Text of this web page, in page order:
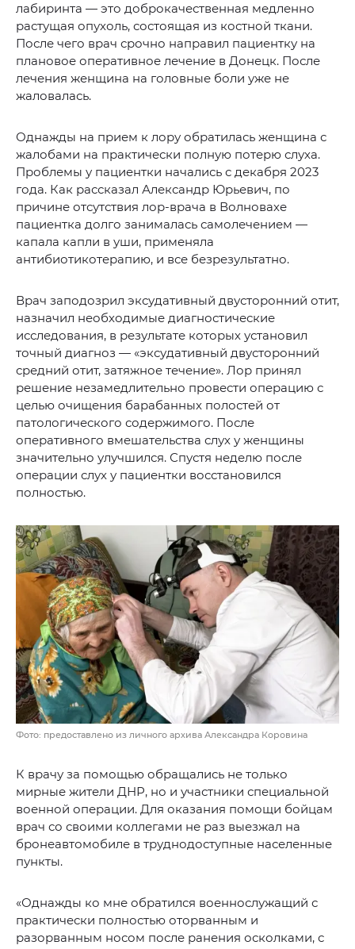
лабиринта — это доброкачественная медленно
растущая опухоль, состоящая из костной ткани.
После чего врач срочно направил пациентку на
плановое оперативное лечение в Донецк. После
лечения женщина на головные боли уже не
жаловалась.
Однажды на прием к лору обратилась женщина с
жалобами на практически полную потерю слуха.
Проблемы у пациентки начались с декабря 2023
года. Как рассказал Александр Юрьевич, по
причине отсутствия лор-врача в Волновахе
пациентка долго занималась самолечением —
капала капли в уши, применяла
антибиотикотерапию, и все безрезультатно.
Врач заподозрил эксудативный двусторонний отит,
назначил необходимые диагностические
исследования, в результате которых установил
точный диагноз — «эксудативный двусторонний
средний отит, затяжное течение». Лор принял
решение незамедлительно провести операцию с
целью очищения барабанных полостей от
патологического содержимого. После
оперативного вмешательства слух у женщины
значительно улучшился. Спустя неделю после
операции слух у пациентки восстановился
полностью.
Фото: предоставлено из личного архива Александра Коровина
К врачу за помощью обращались не только
мирные жители ДНР, но и участники специальной
военной операции. Для оказания помощи бойцам
врач со своими коллегами не раз выезжал на
бронеавтомобиле в труднодоступные населенные
пункты.
«Однажды ко мне обратился военнослужащий с
практически полностью оторванным и
разорванным носом после ранения осколками, с